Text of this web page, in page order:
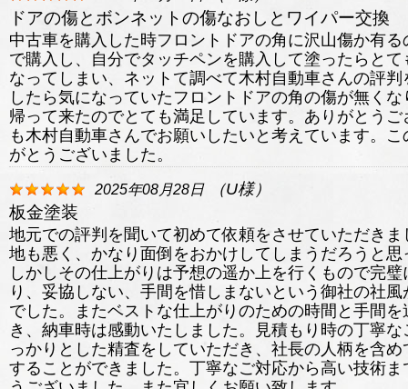
ドアの傷とボンネットの傷なおしとワイパー交換
中古車を購入した時フロントドアの角に沢山傷か有
で購入し、自分でタッチペンを購入して塗ったらと
なってしまい、ネットて調べて木村自動車さんの評
したら気になっていたフロントドアの角の傷が無く
帰って来たのでとても満足しています。ありがとう
も木村自動車さんでお願いしたいと考えています。
がとうございました。
2025年08月28日 （U様）
板金塗装
地元での評判を聞いて初めて依頼をさせていただき
地も悪く、かなり面倒をおかけしてしまうだろうと
しかしその仕上がりは予想の遥か上を行くもので完
り、妥協しない、手間を惜しまないという御社の社
でした。またベストな仕上がりのための時間と手間
き、納車時は感動いたしました。見積もり時の丁寧
っかりとした精査をしていただき、社長の人柄を含
することができました。丁寧なご対応から高い技術